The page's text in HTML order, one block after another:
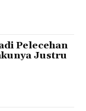
Pelecehan
Justru